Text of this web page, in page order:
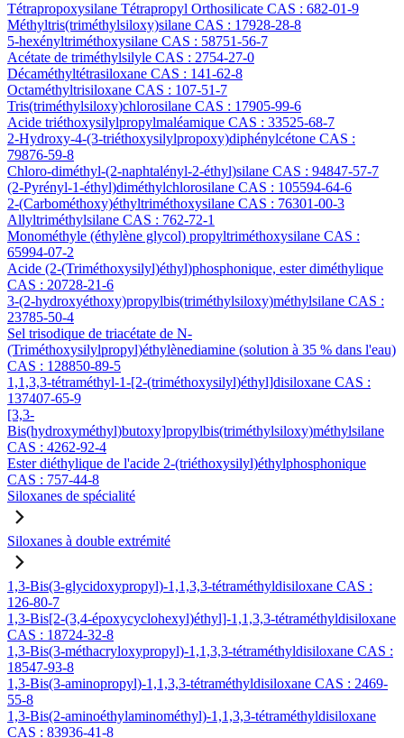
Tétrapropoxysilane Tétrapropyl Orthosilicate CAS : 682-01-9
Méthyltris(triméthylsiloxy)silane CAS : 17928-28-8
5-hexényltriméthoxysilane CAS : 58751-56-7
Acétate de triméthylsilyle CAS : 2754-27-0
Décaméthyltétrasiloxane CAS : 141-62-8
Octaméthyltrisiloxane CAS : 107-51-7
Tris(triméthylsiloxy)chlorosilane CAS : 17905-99-6
Acide triéthoxysilylpropylmaléamique CAS : 33525-68-7
2-Hydroxy-4-(3-triéthoxysilylpropoxy)diphénylcétone CAS :
79876-59-8
Chloro-diméthyl-(2-naphtalényl-2-éthyl)silane CAS : 94847-57-7
(2-Pyrényl-1-éthyl)diméthylchlorosilane CAS : 105594-64-6
2-(Carbométhoxy)éthyltriméthoxysilane CAS : 76301-00-3
Allyltriméthylsilane CAS : 762-72-1
Monométhyle (éthylène glycol) propyltriméthoxysilane CAS :
65994-07-2
Acide (2-(Triméthoxysilyl)éthyl)phosphonique, ester diméthylique
CAS : 20728-21-6
3-(2-hydroxyéthoxy)propylbis(triméthylsiloxy)méthylsilane CAS :
23785-50-4
Sel trisodique de triacétate de N-
(Triméthoxysilylpropyl)éthylènediamine (solution à 35 % dans l'eau)
CAS : 128850-89-5
1,1,3,3-tétraméthyl-1-[2-(triméthoxysilyl)éthyl]disiloxane CAS :
137407-65-9
[3,3-
Bis(hydroxyméthyl)butoxy]propylbis(triméthylsiloxy)méthylsilane
CAS : 4262-92-4
Ester diéthylique de l'acide 2-(triéthoxysilyl)éthylphosphonique
CAS : 757-44-8
Siloxanes de spécialité
Siloxanes à double extrémité
1,3-Bis(3-glycidoxypropyl)-1,1,3,3-tétraméthyldisiloxane CAS :
126-80-7
1,3-Bis[2-(3,4-époxycyclohexyl)éthyl]-1,1,3,3-tétraméthyldisiloxane
CAS : 18724-32-8
1,3-Bis(3-méthacryloxypropyl)-1,1,3,3-tétraméthyldisiloxane CAS :
18547-93-8
1,3-Bis(3-aminopropyl)-1,1,3,3-tétraméthyldisiloxane CAS : 2469-
55-8
1,3-Bis(2-aminoéthylaminométhyl)-1,1,3,3-tétraméthyldisiloxane
CAS : 83936-41-8